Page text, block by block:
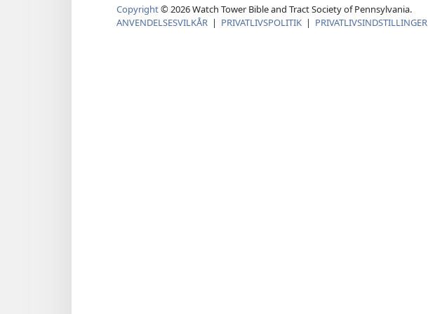
Copyright© 2026Watch Tower Bible and Tract Society of Pennsylvania.
ANVENDELSESVILKÅR | PRIVATLIVSPOLITIK | PRIVATLIVSINDSTILLINGER